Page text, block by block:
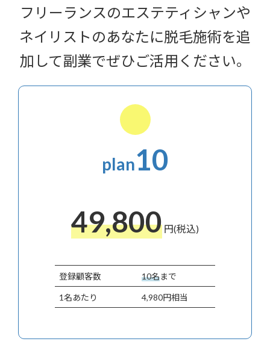
フリーランスのエステティシャンや
ネイリストのあなたに脱毛施術を追
加して副業でぜひご活用ください。
plan10
49,800 円(税込)
登録顧客数 10名まで
1名あたり 4,980円相当